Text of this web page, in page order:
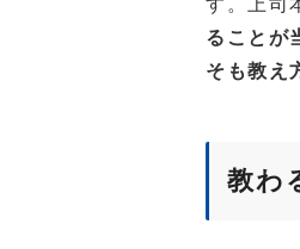
す。上司
ることが
そも教え
教わ